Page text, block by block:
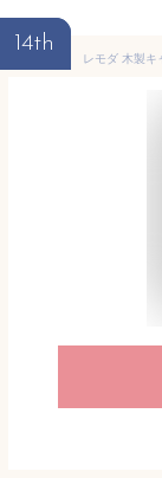
14th